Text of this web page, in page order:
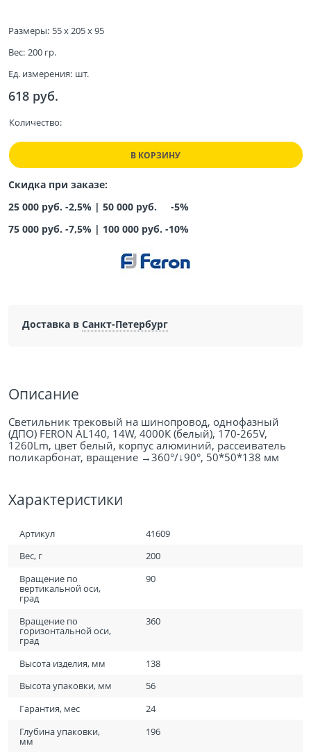
Размеры: 55 x 205 x 95
Вес: 200 гр.
Ед. измерения: шт.
618 руб.
Количество:
В КОРЗИНУ
Скидка при заказе:
25 000 руб. -2,5% | 50 000 руб. -5%
75 000 руб. -7,5% | 100 000 руб. -10%
Доставка в Санкт-Петербург
Описание
Светильник трековый на шинопровод, однофазный
(ДПО) FERON AL140, 14W, 4000К (белый), 170-265V,
1260Lm, цвет белый, корпус алюминий, рассеиватель
поликарбонат, вращение →360°/↓90°, 50*50*138 мм
Характеристики
Артикул
41609
Вес, г
200
Вращение по
вертикальной оси,
град
90
Вращение по
горизонтальной оси,
град
360
Высота изделия, мм
138
Высота упаковки, мм
56
Гарантия, мес
24
Глубина упаковки,
мм
196